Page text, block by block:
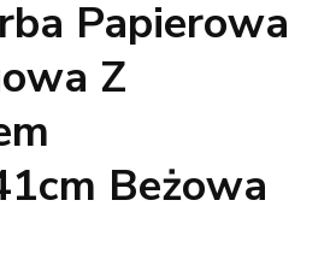
Papierowa
Z
Beżowa